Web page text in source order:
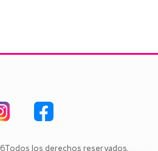
los derechos reservados.